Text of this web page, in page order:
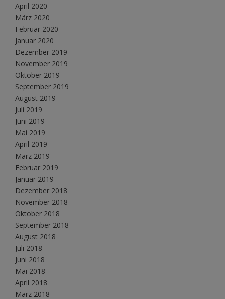
April 2020
März 2020
Februar 2020
Januar 2020
Dezember 2019
November 2019
Oktober 2019
September 2019
August 2019
Juli 2019
Juni 2019
Mai 2019
April 2019
März 2019
Februar 2019
Januar 2019
Dezember 2018
November 2018
Oktober 2018
September 2018
August 2018
Juli 2018
Juni 2018
Mai 2018
April 2018
März 2018